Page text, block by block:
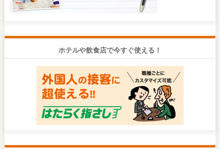
ホテルや飲食店で今すぐ使える！